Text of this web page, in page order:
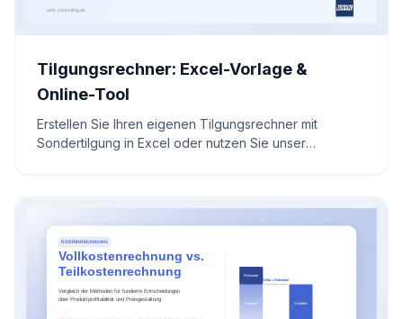
Tilgungsrechner: Excel-Vorlage &
Online-Tool
Erstellen Sie Ihren eigenen Tilgungsrechner mit
Sondertilgung in Excel oder nutzen Sie unser